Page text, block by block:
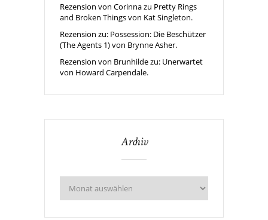
Rezension von Corinna zu Pretty Rings
and Broken Things von Kat Singleton.
Rezension zu: Possession: Die Beschützer
(The Agents 1) von Brynne Asher.
Rezension von Brunhilde zu: Unerwartet
von Howard Carpendale.
Archiv